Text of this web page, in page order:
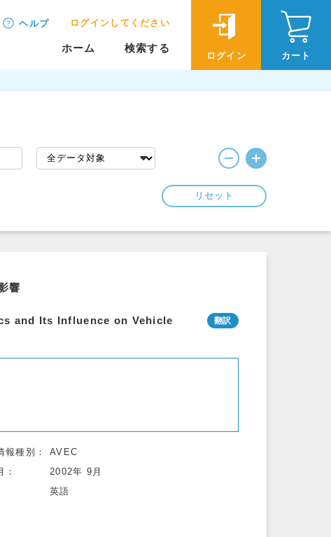
ヘルプ ログインしてください
ホーム 検索する
ログイン カート
リセット
響
and Its Influence on Vehicle
報種別
AVEC
2002年 9月
英語